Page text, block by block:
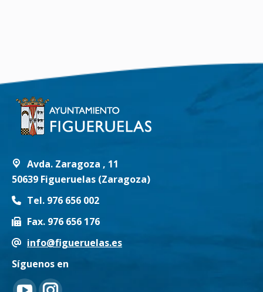
Avda. Zaragoza , 11
50639 Figueruelas (Zaragoza)
Tel. 976 656 002
Fax. 976 656 176
info@figueruelas.es
Síguenos en
Encuéntranos en: